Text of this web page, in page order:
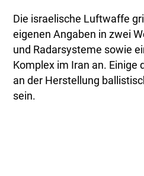
Die israelische Luftwaffe
eigenen Angaben in zwei
und Radarsysteme sowie
Komplex im Iran an. Einige
an der Herstellung
sein.